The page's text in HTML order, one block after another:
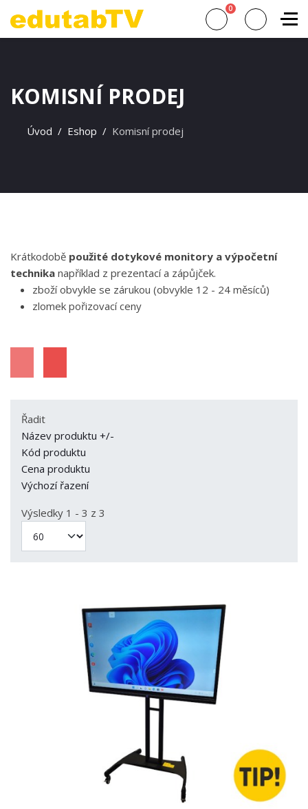
0
KOMISNÍ PRODEJ
Úvod Eshop Komisní prodej
Krátkodobě použité dotykové monitory a výpočetní
technika například z prezentací a zápůjček.
zboží obvykle se zárukou (obvykle 12 - 24 měsíců)
zlomek pořizovací ceny
Řadit
Název produktu +/-
Kód produktu
Cena produktu
Výchozí řazení
Výsledky 1 - 3 z 3